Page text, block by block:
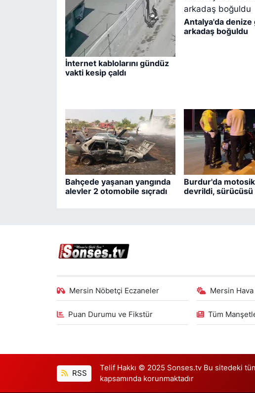
İnternet kablolarını gündüz
vakti kesip çaldı
Antalya'da denize
arkadaş boğuldu
Bahçede yaşanan yangında
alevler 2 otomobile sıçradı
Burdur'da
devrildi, sürücüsü
Mersin Nöbetçi Eczaneler Mersin
Puan Durumu ve Fikstür Tüm
RSS
Telif Hakkı © 2025 Sonses.tv Bu sitedeki
kapsamında korunmaktadır